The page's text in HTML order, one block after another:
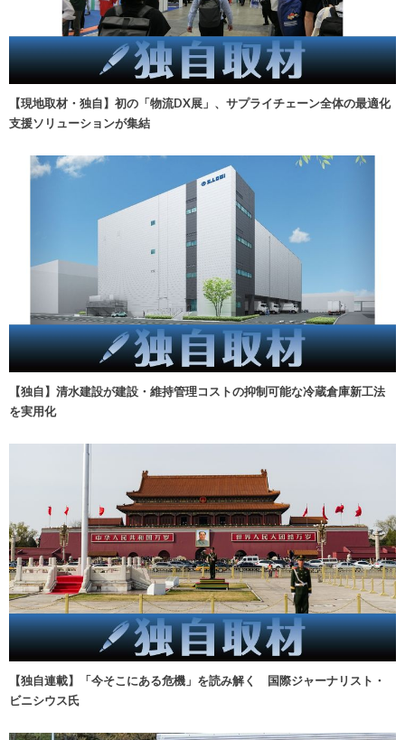
【現地取材・独自】初の「物流DX展」、サプライチェーン全体の最適化
支援ソリューションが集結
【独自】清水建設が建設・維持管理コストの抑制可能な冷蔵倉庫新工法
を実用化
【独自連載】「今そこにある危機」を読み解く 国際ジャーナリスト・
ビニシウス氏